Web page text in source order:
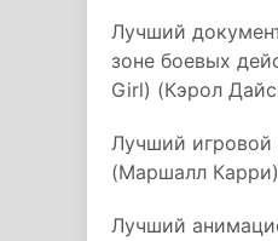
Лучший
зоне боевых
Girl) (Кэрол
Лучший игровой
(Маршалл Карри)
Лучший